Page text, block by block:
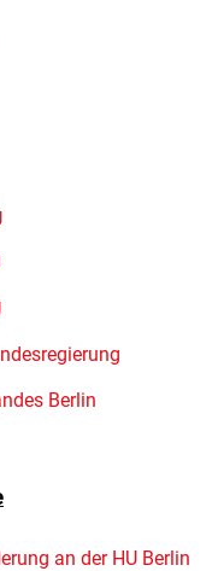
Berlin
an der HU Berlin